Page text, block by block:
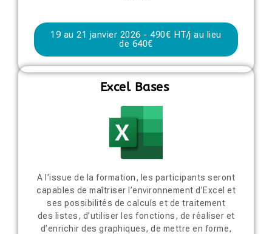
19 au 21 janvier 2026 - 490€ HT/j au lieu
de 640€
Excel Bases
A l’issue de la formation, les participants seront
capables de maîtriser l’environnement d’Excel et
ses possibilités de calculs et de traitement
des listes, d’utiliser les fonctions, de réaliser et
d’enrichir des graphiques, de mettre en forme,